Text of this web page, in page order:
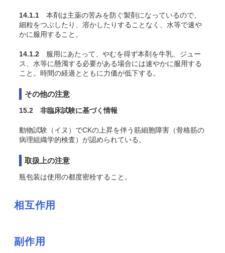
14.1.1 本剤は主薬の苦みを防ぐ製剤になっているので、
細粒をつぶしたり、溶かしたりすることなく、水等で速や
かに服用すること。
14.1.2 服用にあたって、やむを得ず本剤を牛乳、ジュー
ス、水等に懸濁する必要がある場合には速やかに服用する
こと。時間の経過とともに力価が低下する。
その他の注意
15.2 非臨床試験に基づく情報
動物試験（イヌ）でCKの上昇を伴う筋細胞障害（骨格筋の
病理組織学的検査）が認められている。
取扱上の注意
瓶包装は使用の都度密栓すること。
相互作用
副作用